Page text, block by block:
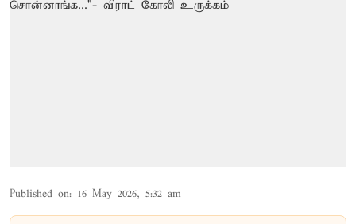
Published on: 16 May 2026, 5:32 am